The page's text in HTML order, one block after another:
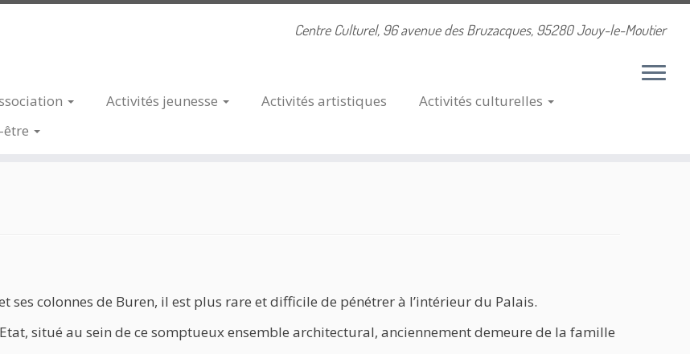
Centre Culturel, 96 avenue des Bruzacques, 95280 Jouy-le-Moutier
Activités jeunesse Activités artistiques Activités culturelles
être
ses colonnes de Buren, il est plus rare et difficile de pénétrer à l’intérieur du Palais.
situé au sein de ce somptueux ensemble architectural, anciennement demeure de la famille